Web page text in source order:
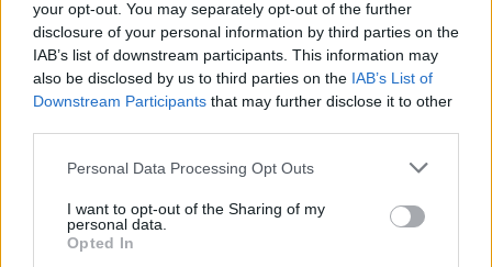
your opt-out. You may separately opt-out of the further
disclosure of your personal information by third parties on the
IAB’s list of downstream participants. This information may
also be disclosed by us to third parties on the IAB’s List of
Downstream Participants that may further disclose it to other
Personal Data Processing Opt Outs
I want to opt-out of the Sharing of my
personal data.
Opted In
κοινωνιών.